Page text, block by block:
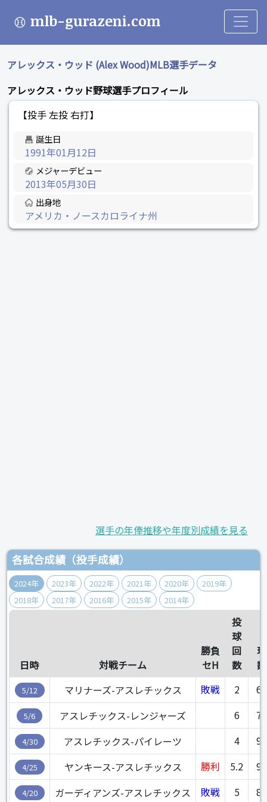
mlb-gurazeni.com
アレックス・ウッド (Alex Wood)MLB選手データ
アレックス・ウッド野球選手プロフィール
【投手 左投 右打】
誕生日
1991年01月12日
メジャーデビュー
2013年05月30日
出身地
アメリカ・ノースカロライナ州
選手の年俸推移や年度別成績を見る
各試合成績（投手成績）
2024年 2023年 2022年 2021年 2020年
2019年
2018年
2017年 2016年 2015年 2014年
日時 対戦チーム
勝負
セH
投
球
回
数
球
数
5/12 マリナーズ-アスレチックス 敗戦 2 60
5/6 アスレチックス-レンジャーズ 6 78
4/30 アスレチックス-パイレーツ 4 93
4/25 ヤンキース-アスレチックス 勝利 5.2 98
4/20 ガーディアンズ-アスレチックス 敗戦 5 86